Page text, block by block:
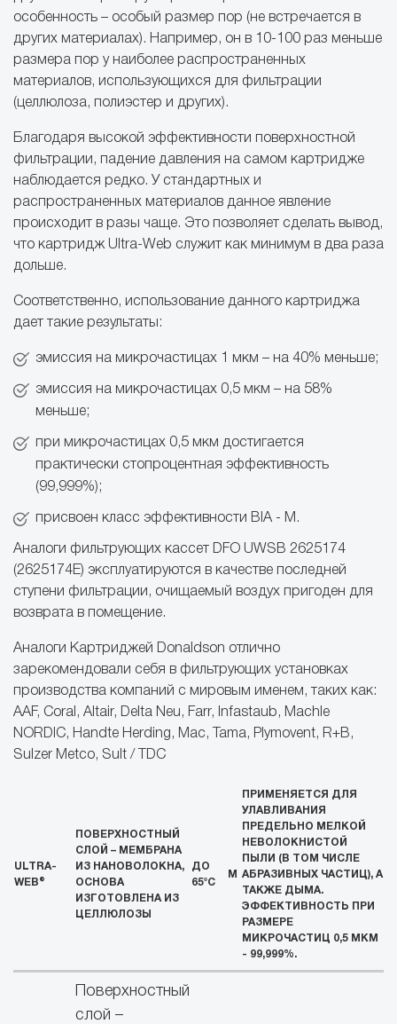
особенность – особый размер пор (не встречается в
других материалах). Например, он в 10-100 раз меньше
размера пор у наиболее распространенных
материалов, использующихся для фильтрации
(целлюлоза, полиэстер и других).
Благодаря высокой эффективности поверхностной
фильтрации, падение давления на самом картридже
наблюдается редко. У стандартных и
распространенных материалов данное явление
происходит в разы чаще. Это позволяет сделать вывод,
что картридж Ultra-Web служит как минимум в два раза
дольше.
Соответственно, использование данного картриджа
дает такие результаты:
эмиссия на микрочастицах 1 мкм – на 40% меньше;
эмиссия на микрочастицах 0,5 мкм – на 58%
меньше;
при микрочастицах 0,5 мкм достигается
практически стопроцентная эффективность
(99,999%);
присвоен класс эффективности BIA - M.
Аналоги фильтрующих кассет DFO UWSB 2625174
(2625174Е) эксплуатируются в качестве последней
ступени фильтрации, очищаемый воздух пригоден для
возврата в помещение.
Аналоги Картриджей Donaldson отлично
зарекомендовали себя в фильтрующих установках
производства компаний с мировым именем, таких как:
AAF, Coral, Altair, Delta Neu, Farr, Infastaub, Machle
NORDIC, Handte Herding, Mac, Tama, Plymovent, R+B,
Sulzer Metco, Sult / TDC
ULTRA-
WEB®
ПОВЕРХНОСТНЫЙ
СЛОЙ – МЕМБРАНА
ИЗ НАНОВОЛОКНА,
ОСНОВА
ИЗГОТОВЛЕНА ИЗ
ЦЕЛЛЮЛОЗЫ
ДО
65ºС
М
ПРИМЕНЯЕТСЯ ДЛЯ
УЛАВЛИВАНИЯ
ПРЕДЕЛЬНО МЕЛКОЙ
НЕВОЛОКНИСТОЙ
ПЫЛИ (В ТОМ ЧИСЛЕ
АБРАЗИВНЫХ ЧАСТИЦ), А
ТАКЖЕ ДЫМА.
ЭФФЕКТИВНОСТЬ ПРИ
РАЗМЕРЕ
МИКРОЧАСТИЦ 0,5 МКМ
- 99,999%.
Поверхностный
слой –